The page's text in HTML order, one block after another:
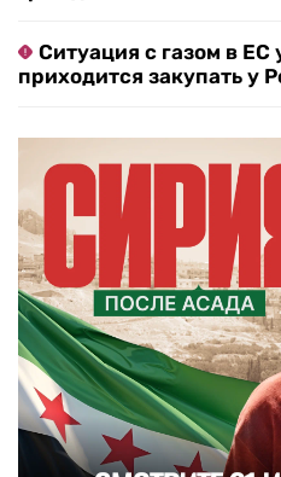
Ситуация с газом в ЕС
приходится закупать у